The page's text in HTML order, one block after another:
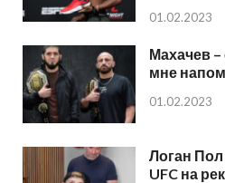
01.02.2023
Махачев –
мне
01.02.2023
Логан Пол
UFC на